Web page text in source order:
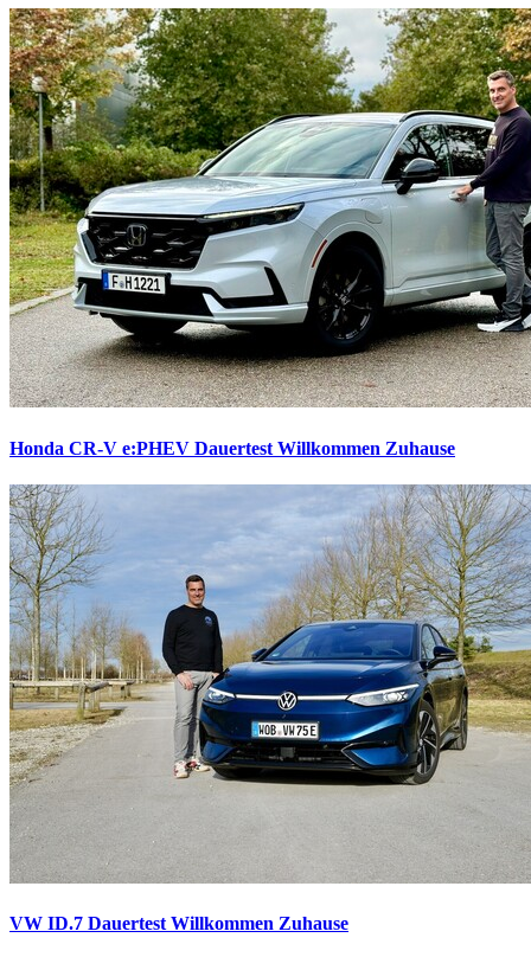
Honda CR-V e:PHEV Dauertest Willkommen Zuhause
VW ID.7 Dauertest Willkommen Zuhause